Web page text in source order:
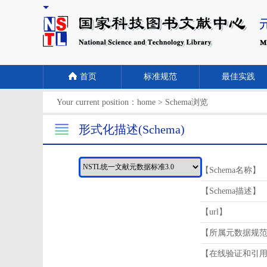
首页 标准规范 最佳实践
Your current position： home > Schema浏览
形式化描述(Schema)
【Schema名称】
【Schema描述】
【url】
【所属元数据规
【在线验证和引